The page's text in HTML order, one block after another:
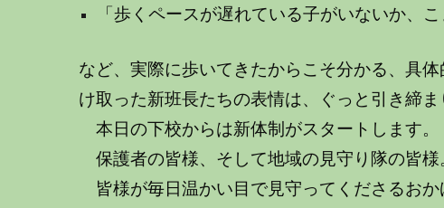
「歩くペースが遅れている子がいないか、
など、実際に歩いてきたからこそ分かる、具
け取った新班長たちの表情は、ぐっと引き締ま
本日の下校からは新体制がスタートします。
保護者の皆様、そして地域の見守り隊の皆様
皆様が毎日温かい目で見守ってくださるお